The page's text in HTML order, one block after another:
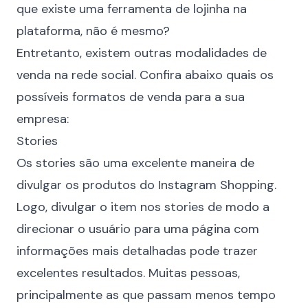
que existe uma ferramenta de lojinha na
plataforma, não é mesmo?
Entretanto, existem outras modalidades de
venda na rede social. Confira abaixo quais os
possíveis formatos de venda para a sua
empresa:
Stories
Os stories são uma excelente maneira de
divulgar os produtos do Instagram Shopping.
Logo, divulgar o item nos stories de modo a
direcionar o usuário para uma página com
informações mais detalhadas pode trazer
excelentes resultados. Muitas pessoas,
principalmente as que passam menos tempo